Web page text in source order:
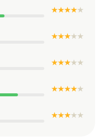
★ ★ ★ ★★
★ ★ ★★★
★ ★ ★★★
★ ★ ★ ★★
★ ★ ★★★